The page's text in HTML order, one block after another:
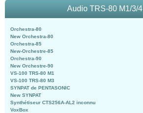
Audio TRS-80 M1/3/4
Orchestra-80
New Orchestra-80
Orchestra-85
New-Orchestre-85
Orchestra-90
New Orchestre-90
VS-100 TRS-80 M1
VS-100 TRS-80 M3
SYNPAT de PENTASONIC
New SYNPAT
Synthétiseur CTS256A-AL2 inconnu
VoxBox